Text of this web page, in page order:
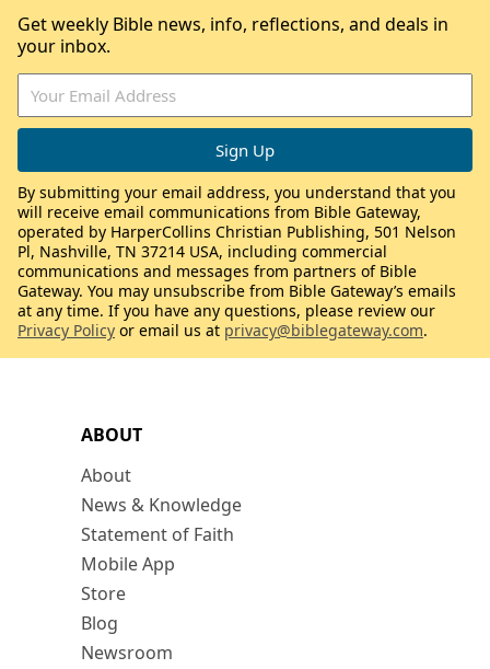
ABOUT
About
News & Knowledge
Statement of Faith
Mobile App
Store
Blog
Newsroom
Get weekly Bible news, info, reflections, and deals in
your inbox.
By submitting your email address, you understand that you
will receive email communications from Bible Gateway,
operated by HarperCollins Christian Publishing, 501 Nelson
Pl, Nashville, TN 37214 USA, including commercial
communications and messages from partners of Bible
Gateway. You may unsubscribe from Bible Gateway’s emails
at any time. If you have any questions, please review our
Privacy Policy or email us at privacy@biblegateway.com.